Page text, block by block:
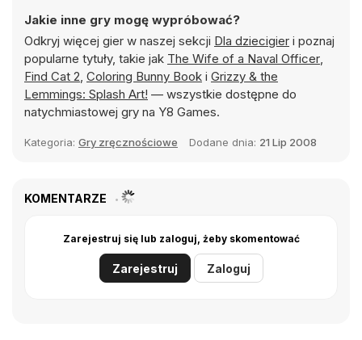
Jakie inne gry mogę wypróbować?
Odkryj więcej gier w naszej sekcji Dla dziecigier i poznaj
popularne tytuły, takie jak The Wife of a Naval Officer,
Find Cat 2, Coloring Bunny Book i Grizzy & the
Lemmings: Splash Art! — wszystkie dostępne do
natychmiastowej gry na Y8 Games.
Kategoria: Gry zręcznościowe Dodane dnia: 21 Lip 2008
KOMENTARZE
Zarejestruj się lub zaloguj, żeby skomentować
Zarejestruj Zaloguj